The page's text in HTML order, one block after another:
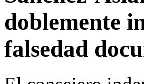
doblemente
falsedad